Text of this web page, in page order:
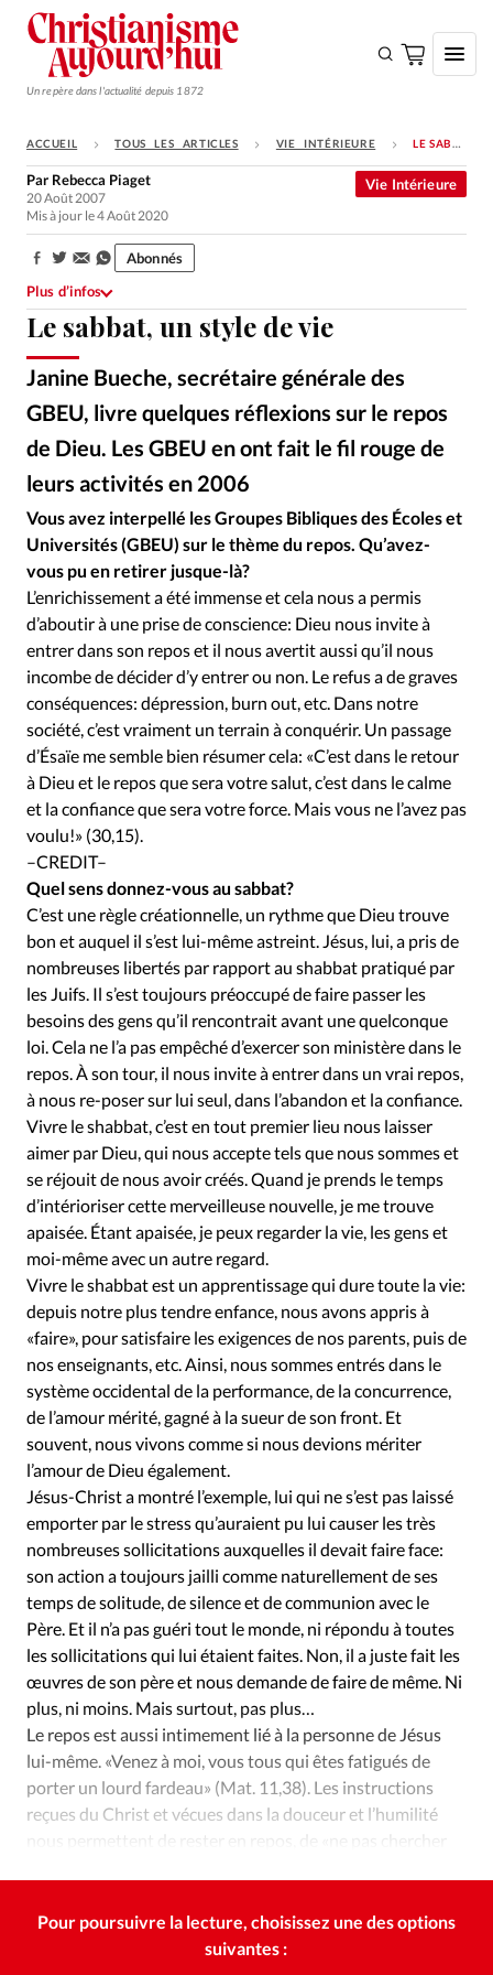
Un repère dans l'actualité depuis 1872
S'ABONNER
Monde
Opinions
Tous les articles
Faire un don
Emploi
Se connecter
Édition: Internationale
Devise:CHF
RUBRIQUES
Tous les articles
Actualité chrétienne
Actualité internationale
Chronique
Culture
Dossier
Eglises Génération réveil
Monde
Opinions
Publireportage
Relations Aujourd'hui
Société
Tour du monde des Eglises
Trait d'Ixène
Vécu
Vie Intérieure
ACCUEIL TOUS LES ARTICLES VIE INTÉRIEURE LE SABBAT, UN STYLE DE VIE
Le sabbat, un style de vie
Janine Bueche, secrétaire générale des
GBEU, livre quelques réflexions sur le repos
de Dieu. Les GBEU en ont fait le fil rouge de
leurs activités en 2006
Vie Intérieure
Par Rebecca Piaget
20 Août 2007
Mis à jour le 4 Août 2020
Partager:
Abonnés
Plus d’infos
Vous avez interpellé les Groupes Bibliques des Écoles et
Universités (GBEU) sur le thème du repos. Qu’avez-
vous pu en retirer jusque-là?
L’enrichissement a été immense et cela nous a permis
d’aboutir à une prise de conscience: Dieu nous invite à
entrer dans son repos et il nous avertit aussi qu’il nous
incombe de décider d’y entrer ou non. Le refus a de graves
conséquences: dépression, burn out, etc. Dans notre
société, c’est vraiment un terrain à conquérir. Un passage
d’Ésaïe me semble bien résumer cela: «C’est dans le retour
à Dieu et le repos que sera votre salut, c’est dans le calme
et la confiance que sera votre force. Mais vous ne l’avez pas
voulu!» (30,15).
–CREDIT–
Quel sens donnez-vous au sabbat?
C’est une règle créationnelle, un rythme que Dieu trouve
bon et auquel il s’est lui-même astreint. Jésus, lui, a pris de
nombreuses libertés par rapport au shabbat pratiqué par
les Juifs. Il s’est toujours préoccupé de faire passer les
besoins des gens qu’il rencontrait avant une quelconque
loi. Cela ne l’a pas empêché d’exercer son ministère dans le
repos. À son tour, il nous invite à entrer dans un vrai repos,
à nous re-poser sur lui seul, dans l’abandon et la confiance.
Vivre le shabbat, c’est en tout premier lieu nous laisser
aimer par Dieu, qui nous accepte tels que nous sommes et
se réjouit de nous avoir créés. Quand je prends le temps
d’intérioriser cette merveilleuse nouvelle, je me trouve
apaisée. Étant apaisée, je peux regarder la vie, les gens et
moi-même avec un autre regard.
Vivre le shabbat est un apprentissage qui dure toute la vie:
depuis notre plus tendre enfance, nous avons appris à
«faire», pour satisfaire les exigences de nos parents, puis de
nos enseignants, etc. Ainsi, nous sommes entrés dans le
système occidental de la performance, de la concurrence,
de l’amour mérité, gagné à la sueur de son front. Et
souvent, nous vivons comme si nous devions mériter
l’amour de Dieu également.
Jésus-Christ a montré l’exemple, lui qui ne s’est pas laissé
emporter par le stress qu’auraient pu lui causer les très
nombreuses sollicitations auxquelles il devait faire face:
son action a toujours jailli comme naturellement de ses
temps de solitude, de silence et de communion avec le
Père. Et il n’a pas guéri tout le monde, ni répondu à toutes
les sollicitations qui lui étaient faites. Non, il a juste fait les
œuvres de son père et nous demande de faire de même. Ni
plus, ni moins. Mais surtout, pas plus…
Le repos est aussi intimement lié à la personne de Jésus
lui-même. «Venez à moi, vous tous qui êtes fatigués de
porter un lourd fardeau» (Mat. 11,38). Les instructions
reçues du Christ et vécues dans la douceur et l’humilité
nous permettent de rester en repos, de «ne pas chercher
Pour poursuivre la lecture, choisissez une des options
suivantes :